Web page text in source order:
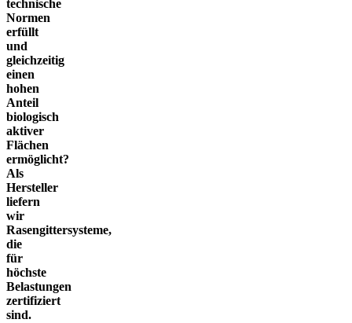
technische
Normen
erfüllt
und
gleichzeitig
einen
hohen
Anteil
biologisch
aktiver
Flächen
ermöglicht?
Als
Hersteller
liefern
wir
Rasengittersysteme,
die
für
höchste
Belastungen
zertifiziert
sind.